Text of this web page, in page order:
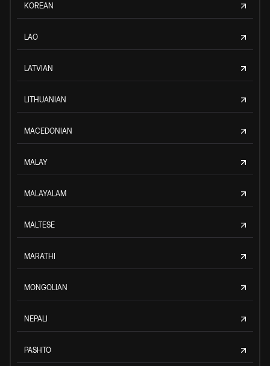
KOREAN
LAO
LATVIAN
LITHUANIAN
MACEDONIAN
MALAY
MALAYALAM
MALTESE
MARATHI
MONGOLIAN
NEPALI
PASHTO